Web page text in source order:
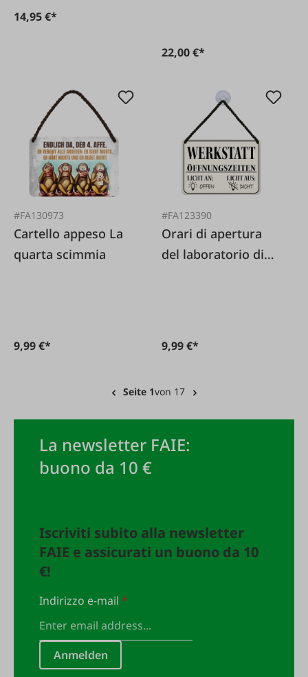
14,95 €*
22,00 €*
#FA130973
Cartello appeso La
quarta scimmia
9,99 €*
#FA123390
Orari di apertura
del laboratorio di
9,99 €*
Seite 1von 17
La newsletter FAIE:
buono da 10 €
Iscriviti subito alla newsletter
FAIE e assicurati un buono da 10
€!
Indirizzo e-mail*
Anmelden